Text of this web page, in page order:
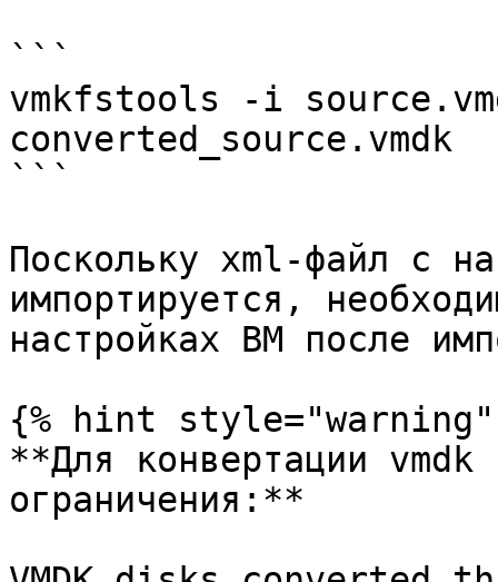
```
vmkfstools -i
converted_source.vmdk
```
Поскольку xml-файл с
импортируется,
настройках ВМ после
{% hint style="warning"
**Для конвертации vmdk
ограничения:**